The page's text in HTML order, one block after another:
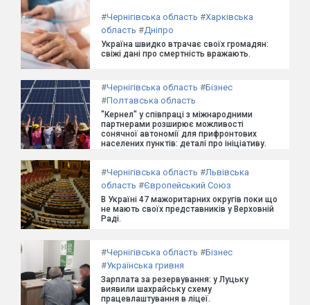
#Чернігівська область #Харківська
область #Дніпро
Україна швидко втрачає своїх громадян:
свіжі дані про смертність вражають.
#Чернігівська область #Бізнес
#Полтавська область
"Кернел" у співпраці з міжнародними
партнерами розширює можливості
сонячної автономії для прифронтових
населених пунктів: деталі про ініціативу.
#Чернігівська область #Львівська
область #Європейський Союз
В Україні 47 мажоритарних округів поки що
не мають своїх представників у Верховній
Раді.
#Чернігівська область #Бізнес
#Українська гривня
Зарплата за резервування: у Луцьку
виявили шахрайську схему
працевлаштування в ліцеї.